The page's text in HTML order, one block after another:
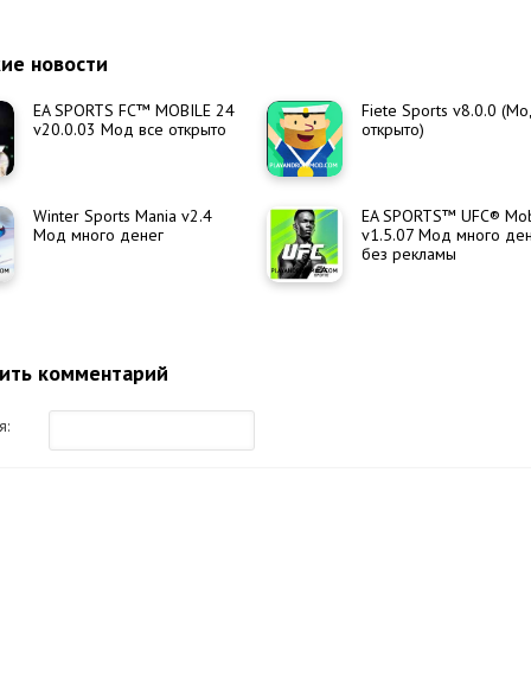
новости
EA SPORTS FC™ MOBILE 24
v20.0.03 Мод все открыто
Fiete Sports v8.0.0
открыто)
Winter Sports Mania v2.4
Мод много денег
EA SPORTS™ UFC®
v1.5.07 Мод много
без рекламы
комментарий